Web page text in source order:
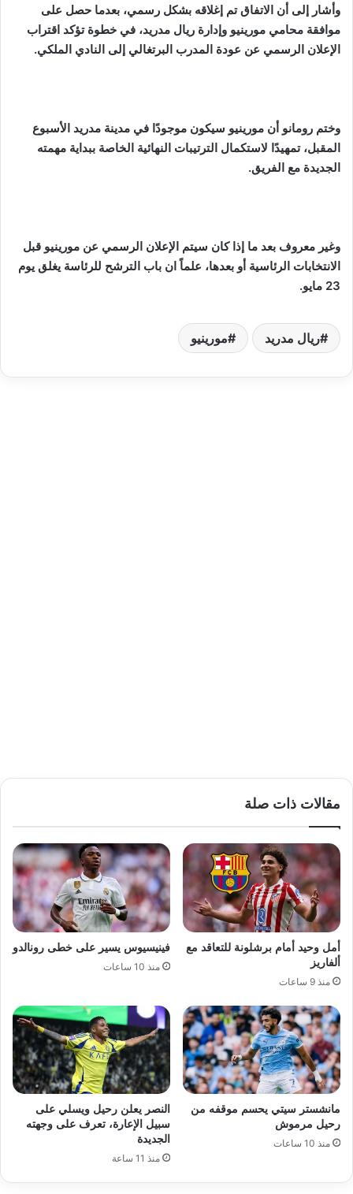
وأشار إلى أن الاتفاق تم إغلاقه بشكل رسمي، بعدما حصل على
موافقة محامي مورينيو وإدارة ريال مدريد، في خطوة تؤكد اقتراب
الإعلان الرسمي عن عودة المدرب البرتغالي إلى النادي الملكي.
وختم رومانو أن مورينيو سيكون موجودًا في مدينة مدريد الأسبوع
المقبل، تمهيدًا لاستكمال الترتيبات النهائية الخاصة ببداية مهمته
الجديدة مع الفريق.
وغير معروف بعد ما إذا كان سيتم الإعلان الرسمي عن مورينيو قبل
الانتخابات الرئاسية أو بعدها، علماً ان باب الترشح للرئاسة يغلق يوم
23 مايو.
ريال مدريد مورينيو
مقالات ذات صلة
أمل وحيد أمام برشلونة للتعاقد مع
ألفاريز
منذ 9 ساعات
فينيسيوس يسير على خطى رونالدو
منذ 10 ساعات
مانشستر سيتي يحسم موقفه من
رحيل مرموش
منذ 10 ساعات
النصر يعلن رحيل ويسلي على
سبيل الإعارة، تعرف على وجهته
الجديدة
منذ 11 ساعة